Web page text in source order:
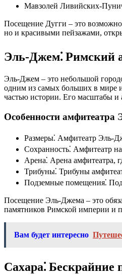
Мавзолей Ливийских-
Посещение Дугги – это
но и красивыми пейзажами,
Эль-Джем⁚ Римский
Эль-Джем – это небольшой
одним из самых больших в мире
частью истории. Его масштабы и
Особенности амфитеатра
Размеры⁚ Амфитеатр Эль-
Сохранность⁚ Амфитеатр
Арена⁚ Арена амфитеатра,
Трибуны⁚ Трибуны
Подземные помещения⁚
Посещение Эль-Джема – это
памятников Римской империи и
Вам будет интересно
Сахара⁚ Бескрайние